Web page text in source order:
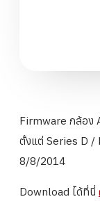
Firmware กล้อง
ตั้งแต่ Series D /
8/8/2014
Download ได้ที่นี่